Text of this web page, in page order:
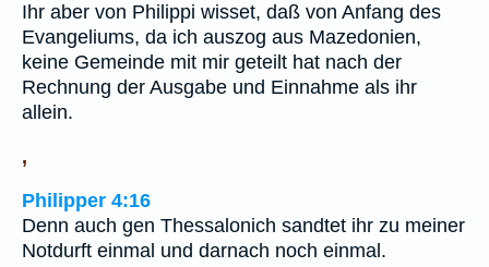
Ihr aber von Philippi wisset, daß von Anfang des
Evangeliums, da ich auszog aus Mazedonien,
keine Gemeinde mit mir geteilt hat nach der
Rechnung der Ausgabe und Einnahme als ihr
allein.
,
Philipper 4:16
Denn auch gen Thessalonich sandtet ihr zu meiner
Notdurft einmal und darnach noch einmal.